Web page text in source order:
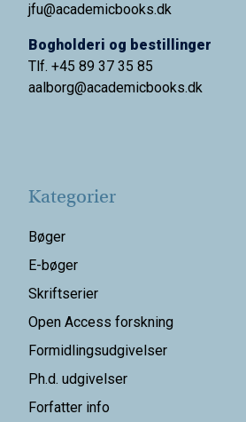
jfu@academicbooks.dk
Bogholderi og bestillinger
Tlf. +45 89 37 35 85
aalborg@academicbooks.dk
Kategorier
Bøger
E-bøger
Skriftserier
Open Access forskning
Formidlingsudgivelser
Ph.d. udgivelser
Forfatter info